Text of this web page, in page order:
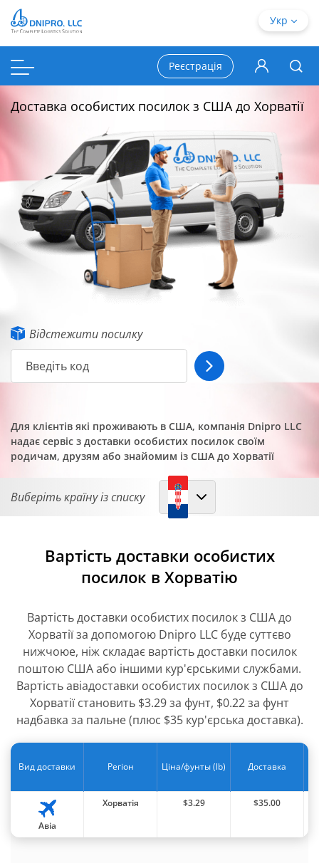
Доставка особистих посилок з США до Хорватії
Відстежити посилку
Для клієнтів які проживають в США, компанія Dnipro LLC
надає сервіс з доставки особистих посилок своїм
родичам, друзям або знайомим із США до Хорватії
Виберіть країну із списку
Вартість доставки особистих
посилок в Хорватію
Вартість доставки особистих посилок з США до
Хорватії за допомогою Dnipro LLC буде суттєво
нижчоюе, ніж складає вартість доставки посилок
поштою США або іншими кур'єрськими службами.
Вартість авіадоставки особистих посилок з США до
Хорватії становить $3.29 за фунт, $0.22 за фунт
надбавка за пальне (плюс $35 кур'єрська доставка).
Вид доставки Регіон Ціна/фунты (lb) Доставка
Авіа
Хорватія $3.29 $35.00
Укр
Реєстрація